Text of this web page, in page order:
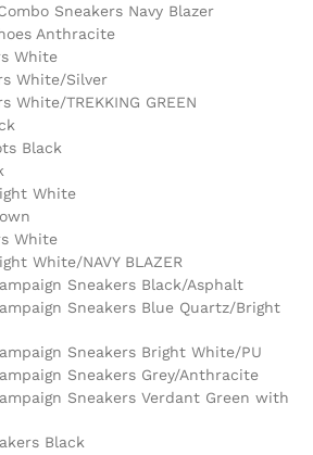
Sneakers Navy Blazer
Anthracite
White
White/Silver
White/TREKKING GREEN
Black
White
White
White/NAVY BLAZER
Sneakers Black/Asphalt
Sneakers Blue Quartz/Bright
Sneakers Bright White/PU
Sneakers Grey/Anthracite
Sneakers Verdant Green with
Black